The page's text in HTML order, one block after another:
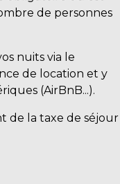
de personnes
nuits via le
de location et y
(AirBnB...).
de la taxe de séjour